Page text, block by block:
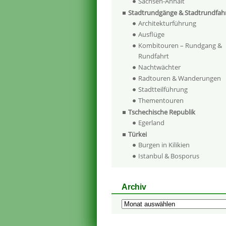
Stadtrundgänge &
Architekturführung
Ausflüge
Kombitouren – Rundgang &
Rundfahrt
Nachtwächter
Radtouren & Wanderungen
Stadtteilführung
Thementouren
Tschechische Republik
Egerland
Türkei
Burgen in Kilikien
Istanbul & Bosporus
Archiv
Archiv